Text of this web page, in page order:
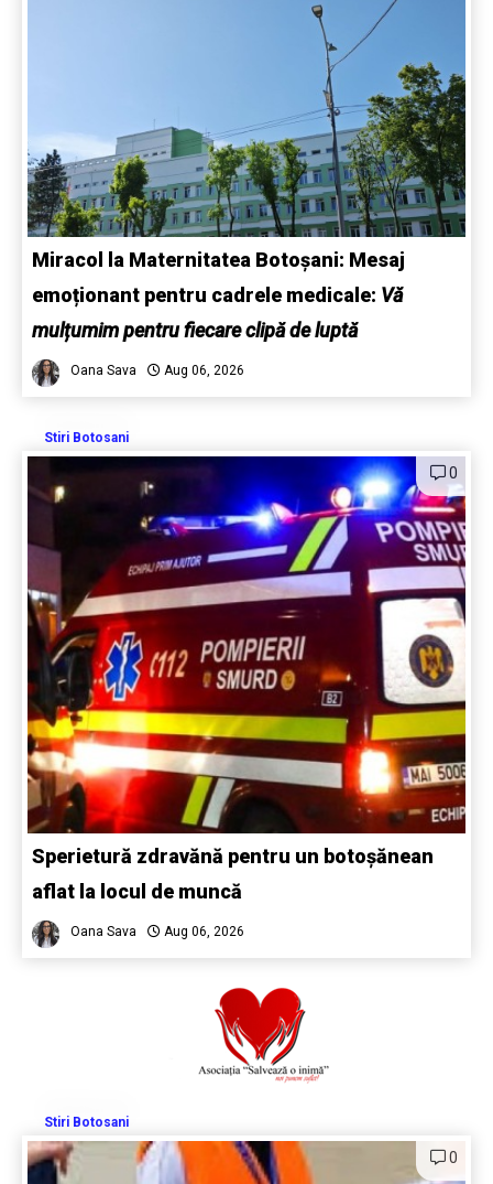
Miracol la Maternitatea Botoșani: Mesaj
emoționant pentru cadrele medicale: Vă
mulțumim pentru fiecare clipă de luptă
Oana Sava Aug 06, 2026
Stiri Botosani
0
Sperietură zdravănă pentru un botoșănean
aflat la locul de muncă
Oana Sava Aug 06, 2026
Stiri Botosani
0